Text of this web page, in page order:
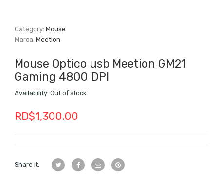
Category:Mouse
Marca:Meetion
Mouse Optico usb Meetion GM21
Gaming 4800 DPI
Availability: Out of stock
RD$1,300.00
Share it: